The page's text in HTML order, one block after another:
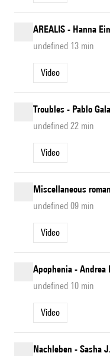
AREALIS - Hanna
undefined 13 min
Video
Troubles - Pablo
undefined 22 min
Video
Miscellaneous
undefined 09 min
Video
Apophenia - Andrea
undefined 10 min
Video
Nachleben - Sasha